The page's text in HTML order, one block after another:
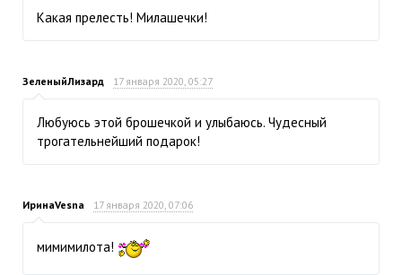
Какая прелесть! Милашечки!
ЗеленыйЛизард 17 января 2020, 05:27
Любуюсь этой брошечкой и улыбаюсь. Чудесный
трогательнейший подарок!
ИринаVesna 17 января 2020, 07:06
мимимилота!